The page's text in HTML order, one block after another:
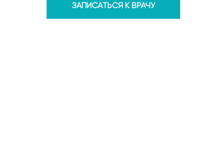
ЗАПИСАТЬСЯ К ВРАЧУ